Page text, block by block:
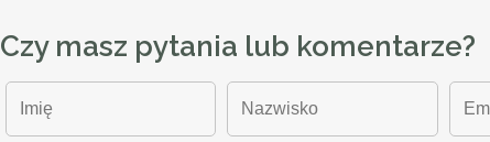
Czy masz pytania lub komentarze?